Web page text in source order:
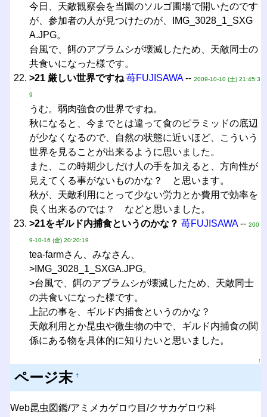
今日、天敵観察会を当園のソルゴ圃場で開いたのです
が、参加者の人が見つけたのが、IMG_3028_1_SXG
A.JPG。
台風で、餌のアブラムシが壊滅したため、天敵同士の
共食いになった様です。
>21 厳しい世界ですね 苺FUJISAWA-- 2009-10-10 (土) 21:45:3
9
うむ。弱肉強食の世界ですね。
秋になると、今までとは違って食のピラミッドの底辺
が少なくなるので、自然の状態に近いほど、こういう
世界を見ることが出来るように思いました。
また、この時期少しだけ人の手を加えると、方向性が
見えてくる事がないものかな？ と思います。
秋が、天敵利用にとって少ない労力とか費用で効率を
良く出来るのでは？ などと思いました。
>21をギルド内捕食というのかな？ 苺FUJISAWA-- 200
9-10-16 (金) 20:20:19
tea-farmさん、みなさん、
>IMG_3028_1_SXGA.JPG。
>台風で、餌のアブラムシが壊滅したため、天敵同士
の共食いになった様です。
上記の事を、ギルド内捕食というのかな？
天敵利用とか昆虫や微生物の中で、ギルド内捕食の関
係にある物を具体的に知りたいと思いました。
↑
ページ末 †
Web昆虫図鑑/アミメカゲロウ目/クサカゲロウ科